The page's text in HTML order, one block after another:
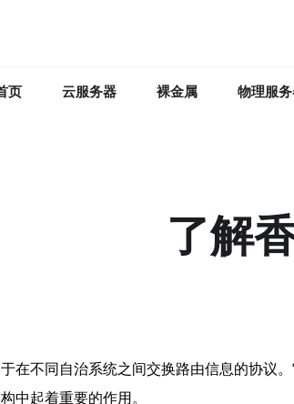
页 云服务器 裸金属 物理服
了解
在不同自治系统之间交换路由信息的协议
中起着重要的作用。